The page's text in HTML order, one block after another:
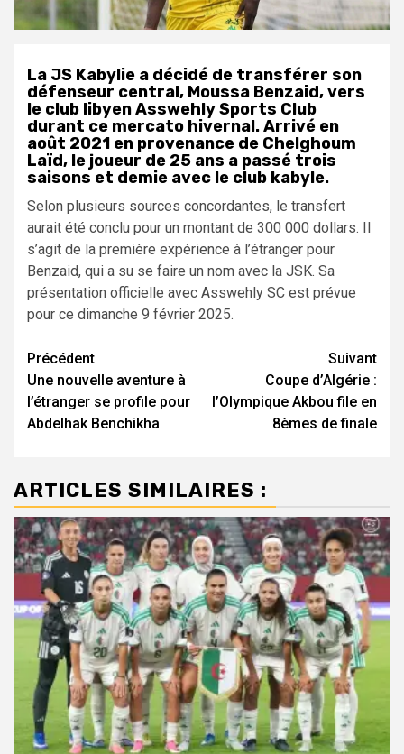
La JS Kabylie a décidé de transférer son
défenseur central, Moussa Benzaid, vers
le club libyen Asswehly Sports Club
durant ce mercato hivernal. Arrivé en
août 2021 en provenance de Chelghoum
Laïd, le joueur de 25 ans a passé trois
saisons et demie avec le club kabyle.
Selon plusieurs sources concordantes, le transfert
aurait été conclu pour un montant de 300 000 dollars. Il
s’agit de la première expérience à l’étranger pour
Benzaid, qui a su se faire un nom avec la JSK. Sa
présentation officielle avec Asswehly SC est prévue
pour ce dimanche 9 février 2025.
Navigation
d’article
Précédent
Une nouvelle aventure à
l’étranger se profile pour
Abdelhak Benchikha
Suivant
Coupe d’Algérie :
l’Olympique Akbou file en
8èmes de finale
ARTICLES SIMILAIRES :